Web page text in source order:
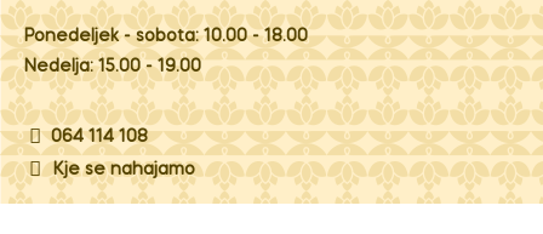
Ponedeljek - sobota: 10.00 - 18.00
Nedelja: 15.00 - 19.00
064 114 108
Kje se nahajamo